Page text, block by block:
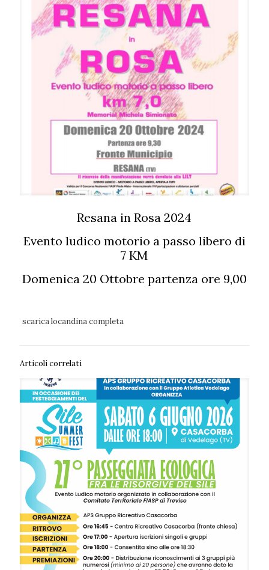
Resana in Rosa 2024
Evento ludico motorio a passo libero di
7 KM
Domenica 20 Ottobre partenza ore 9,00
scarica locandina completa
Articoli correlati